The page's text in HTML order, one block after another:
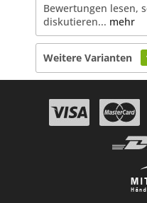
Bewertungen lesen,
diskutieren... mehr
Weitere Varianten